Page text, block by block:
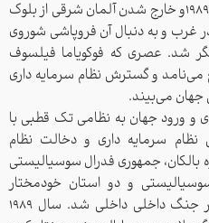
با سقوط دیوار برلین در نوامبر سال 1989و خارج شدن آلمان شرقی از بلوک
غرب و به دنبال آن فروپاشی شوروی
دیگر شد. عصری‌ که فوکویاما فیلسوف
می‌نامد و گسترش نظام سرمایه داری
جهان می‌بیند.
و ورود جهان به نظامی تک قطبی با
سرمایه داری و دخالت‌ نظام
جمهوری فدرال سوسیالیستی
و دو استان خودمختار
سوسیالیستی تشکیل می‌شد درگیر جنگ داخلی داخلی شد. سال 1989